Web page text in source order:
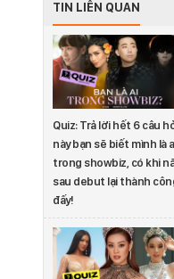
TIN LIÊN QUAN
Quiz: Trả lời hết 6 câu
này bạn sẽ biết mình là
trong showbiz, có khi
sau debut lại thành
đấy!